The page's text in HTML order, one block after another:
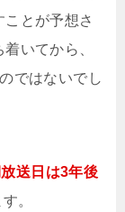
とが予想さ
いてから、
ではないでし
送日は3年後
。